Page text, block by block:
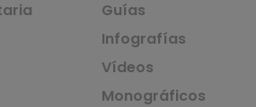
Guías
Infografías
Vídeos
Monográficos